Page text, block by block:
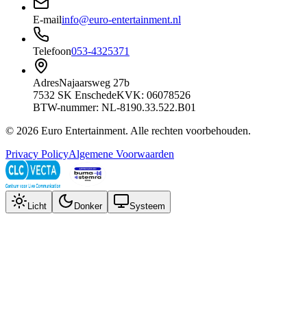
E-mailinfo@euro-entertainment.nl
Telefoon053-4325371
AdresNajaarsweg 27b
7532 SK EnschedeKVK: 06078526
BTW-nummer: NL-8190.33.522.B01
© 2026 Euro Entertainment. Alle rechten voorbehouden.
Privacy PolicyAlgemene Voorwaarden
Licht Donker Systeem